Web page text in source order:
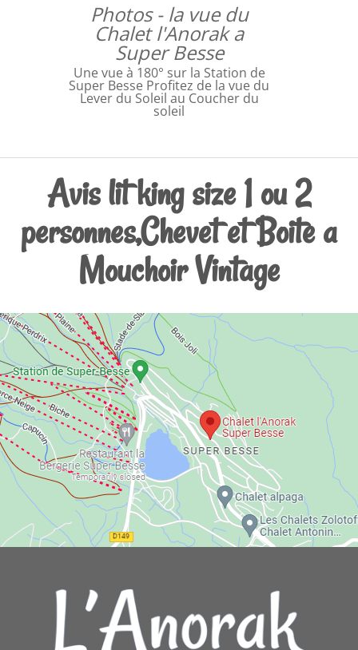
Photos - la vue du
Chalet l'Anorak a
Super Besse
Une vue à 180° sur la Station de
Super Besse Profitez de la vue du
Lever du Soleil au Coucher du
soleil
Avis lit king size 1 ou 2
personnes,Chevet et Boite a
Mouchoir Vintage